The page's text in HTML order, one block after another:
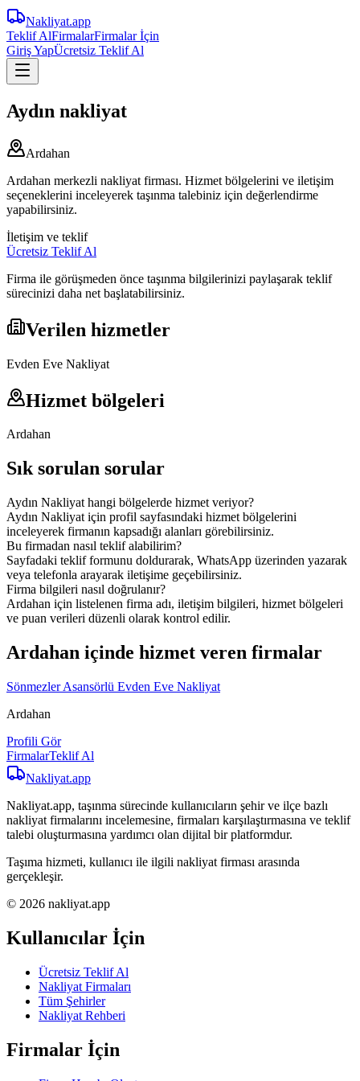
Nakliyat.app
Teklif AlFirmalarFirmalar İçin
Giriş YapÜcretsiz Teklif Al
Aydın nakliyat
Ardahan
Ardahan merkezli nakliyat firması. Hizmet bölgelerini ve iletişim
seçeneklerini inceleyerek taşınma talebiniz için değerlendirme
yapabilirsiniz.
İletişim ve teklif
Ücretsiz Teklif Al
Firma ile görüşmeden önce taşınma bilgilerinizi paylaşarak teklif
sürecinizi daha net başlatabilirsiniz.
Verilen hizmetler
Evden Eve Nakliyat
Hizmet bölgeleri
Ardahan
Sık sorulan sorular
Aydın Nakliyat hangi bölgelerde hizmet veriyor?
Aydın Nakliyat için profil sayfasındaki hizmet bölgelerini
inceleyerek firmanın kapsadığı alanları görebilirsiniz.
Bu firmadan nasıl teklif alabilirim?
Sayfadaki teklif formunu doldurarak, WhatsApp üzerinden yazarak
veya telefonla arayarak iletişime geçebilirsiniz.
Firma bilgileri nasıl doğrulanır?
Ardahan için listelenen firma adı, iletişim bilgileri, hizmet bölgeleri
ve puan verileri düzenli olarak kontrol edilir.
Ardahan içinde hizmet veren firmalar
Sönmezler Asansörlü Evden Eve Nakliyat
Ardahan
Profili Gör
FirmalarTeklif Al
Nakliyat.app
Nakliyat.app, taşınma sürecinde kullanıcıların şehir ve ilçe bazlı
nakliyat firmalarını incelemesine, firmaları karşılaştırmasına ve teklif
talebi oluşturmasına yardımcı olan dijital bir platformdur.
Taşıma hizmeti, kullanıcı ile ilgili nakliyat firması arasında
gerçekleşir.
© 2026 nakliyat.app
Kullanıcılar İçin
Ücretsiz Teklif Al
Nakliyat Firmaları
Tüm Şehirler
Nakliyat Rehberi
Firmalar İçin